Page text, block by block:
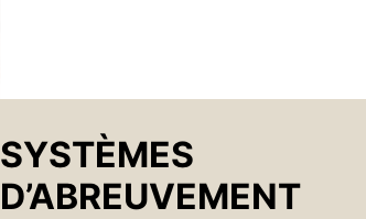
SYSTÈMES
D’ABREUVEMENT